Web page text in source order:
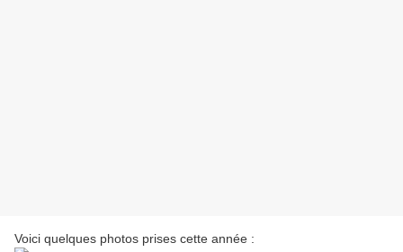
Voici quelques photos prises cette année :